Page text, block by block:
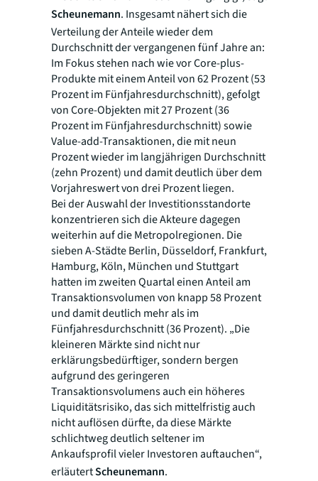
Scheunemann. Insgesamt nähert sich die
Verteilung der Anteile wieder dem
Durchschnitt der vergangenen fünf Jahre an:
Im Fokus stehen nach wie vor Core-plus-
Produkte mit einem Anteil von 62 Prozent (53
Prozent im Fünfjahresdurchschnitt), gefolgt
von Core-Objekten mit 27 Prozent (36
Prozent im Fünfjahresdurchschnitt) sowie
Value-add-Transaktionen, die mit neun
Prozent wieder im langjährigen Durchschnitt
(zehn Prozent) und damit deutlich über dem
Vorjahreswert von drei Prozent liegen.
Bei der Auswahl der Investitionsstandorte
konzentrieren sich die Akteure dagegen
weiterhin auf die Metropolregionen. Die
sieben A-Städte Berlin, Düsseldorf, Frankfurt,
Hamburg, Köln, München und Stuttgart
hatten im zweiten Quartal einen Anteil am
Transaktionsvolumen von knapp 58 Prozent
und damit deutlich mehr als im
Fünfjahresdurchschnitt (36 Prozent). „Die
kleineren Märkte sind nicht nur
erklärungsbedürftiger, sondern bergen
aufgrund des geringeren
Transaktionsvolumens auch ein höheres
Liquiditätsrisiko, das sich mittelfristig auch
nicht auflösen dürfte, da diese Märkte
schlichtweg deutlich seltener im
Ankaufsprofil vieler Investoren auftauchen“,
erläutertScheunemann.